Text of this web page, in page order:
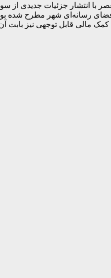
با انتشار جزئیات جدیدی
فضای رسانه‌ای شهر مطرح
کمک مالی قابل توجهی نیز بابت